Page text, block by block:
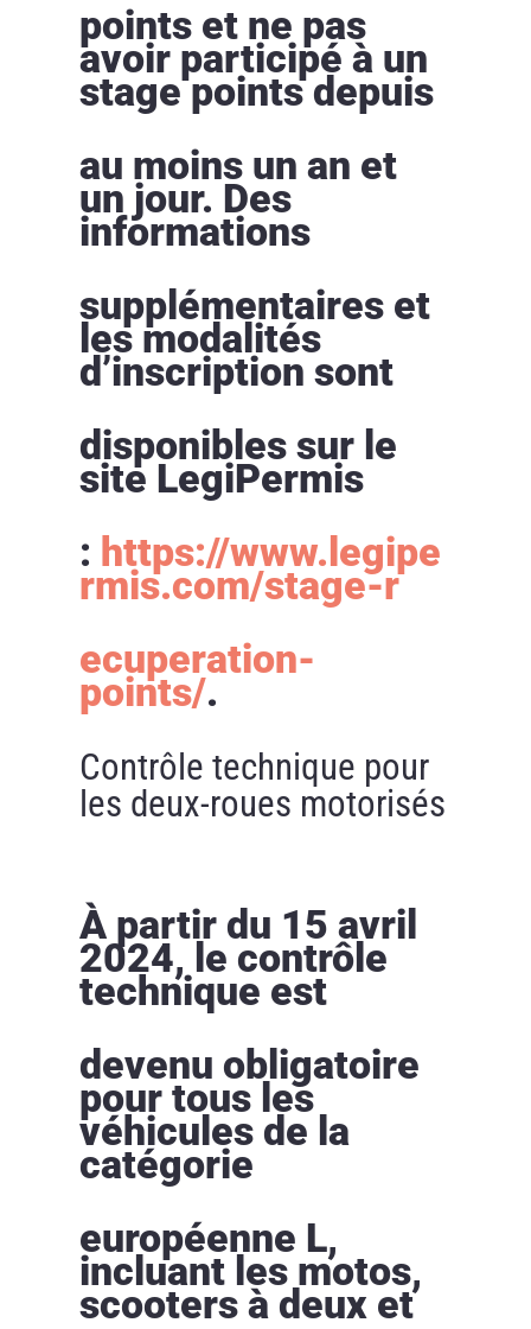
points et ne pas
avoir participé à un
stage points depuis
au moins un an et
un jour. Des
informations
supplémentaires et
les modalités
d’inscription sont
disponibles sur le
site LegiPermis
: https://www.legipe
rmis.com/stage-r
ecuperation-
points/.
Contrôle technique pour
les deux-roues motorisés
À partir du 15 avril
2024, le contrôle
technique est
devenu obligatoire
pour tous les
véhicules de la
catégorie
européenne L,
incluant les motos,
scooters à deux et